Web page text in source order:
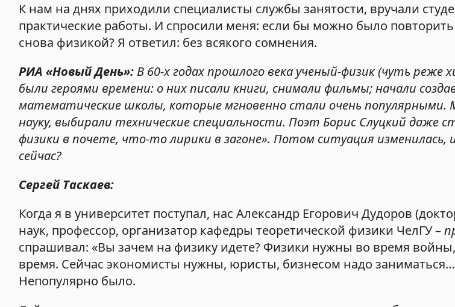
К нам на днях приходили специалисты службы занятости, вручали
практические работы. И спросили меня: если бы можно было
снова физикой? Я ответил: без всякого сомнения.
РИА «Новый День»: В 60-х годах прошлого века ученый-физик (чуть реже
были героями времени: о них писали книги, снимали фильмы; начали
математические школы, которые мгновенно стали очень популярными.
науку, выбирали технические специальности. Поэт Борис Слуцкий даже
физики в почете, что-то лирики в загоне». Потом ситуация изменилась,
сейчас?
Сергей Таскаев:
Когда я в университет поступал, нас Александр Егорович Дудоров
наук, профессор, организатор кафедры теоретической физики ЧелГУ –
спрашивал: «Вы зачем на физику идете? Физики нужны во время
время. Сейчас экономисты нужны, юристы, бизнесом надо
Непопулярно было.